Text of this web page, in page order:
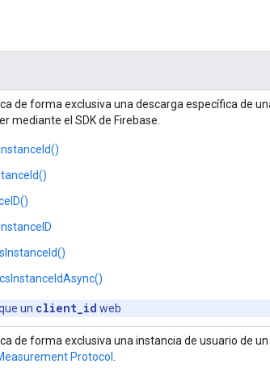
de forma exclusiva una descarga específica de
mediante el SDK de Firebase.
un client_id web
de forma exclusiva una instancia de usuario de
Protocol